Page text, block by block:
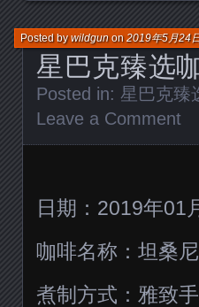
星巴克臻选
Posted bywildgunon2019年5月24
Posted in: 星巴克臻
Leave a Comment
日期：2019年01
咖啡名称：坦桑
煮制方式：雅致